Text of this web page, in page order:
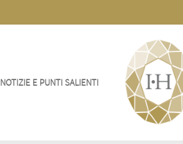
NOTIZIE E PUNTI SALIENTI